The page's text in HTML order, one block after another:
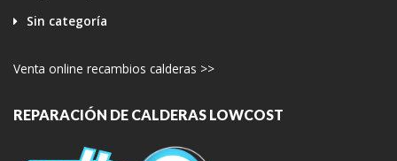
Sin categoría
Venta online recambios calderas >>
REPARACIÓN DE CALDERAS LOWCOST